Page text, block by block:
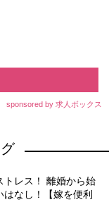
sponsored by 求人ボックス
トレス！ 離婚から始
なし！【嫁を便利